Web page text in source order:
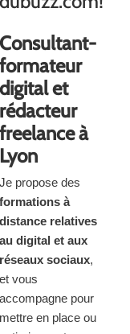
Consultant-
formateur
digital et
rédacteur
freelance à
Lyon
Je propose des
formations à
distance relatives
au digital et aux
réseaux sociaux,
et vous
accompagne pour
mettre en place ou